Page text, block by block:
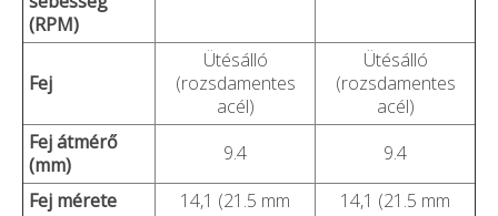
(RPM)
Fej
Ütésálló
(rozsdamentes
acél)
Ütésálló
(rozsdamentes
acél)
Fej átmérő
(mm)
9.4
9.4
Fej mérete
14,1 (21.5 mm
14,1 (21.5 mm